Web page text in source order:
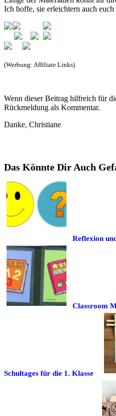
Ich hoffe, sie erleichtern auch
(Werbung: Affiliate Links)
Wenn dieser Beitrag hilfreich für
Rückmeldung als Kommentar.
Danke, Christiane
Das Könnte Dir Auch
Reflexion
Classroom
Schultages für die 1. Klasse